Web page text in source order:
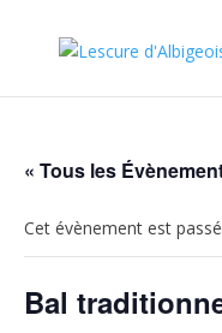
« Tous les
Cet évènement est
Bal